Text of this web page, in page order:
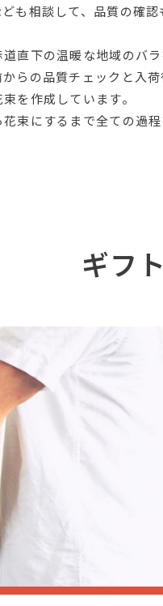
も相談して、品質の確認
直下の温暖な地域のバ
らの品質チェックと入
を作成しています。
束にするまで全ての過
ギフ